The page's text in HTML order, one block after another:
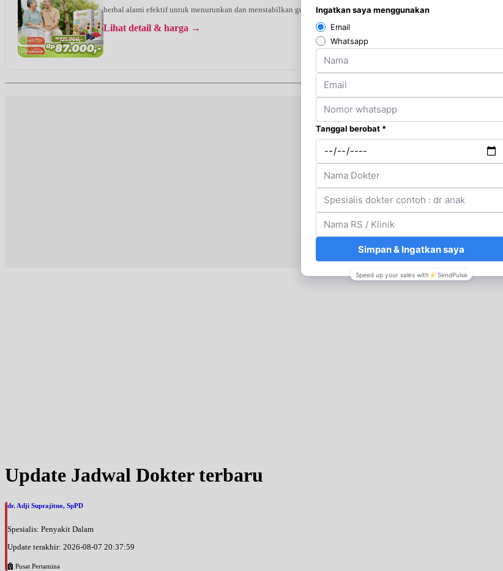
herbal alami efektif untuk menurunkan dan menstabilkan gula darah tinggi. Diformulasikan khusus guna membantu
Lihat detail & harga →
Update Jadwal Dokter terbaru
dr. Adji Suprajitno, SpPD
Spesialis: Penyakit Dalam
Update terakhir: 2026-08-07 20:37:59
Pusat Pertamina